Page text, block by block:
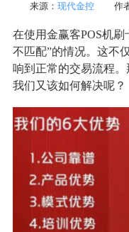
来源： 现代金控 作
在使用金赢客POS机
不匹配”的情况。这不
响到正常的交易流程
我们又该如何解决呢？